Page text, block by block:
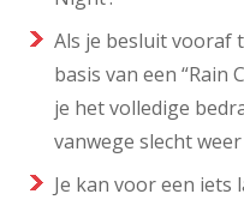
Als je besluit vooraf
basis van een “Rain
je het volledige
vanwege slecht
Je kan voor een iets